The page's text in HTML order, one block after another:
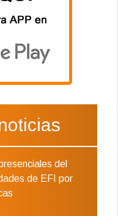
del
de EFI por